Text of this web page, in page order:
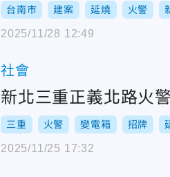
台南市 建案 延燒 火警
2025/11/28 12:49
社會
新北三重正義北路火
三重 火警 變電箱 招牌
2025/11/25 17:32